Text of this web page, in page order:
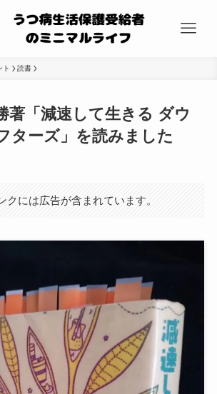
ト 読書
著「減速して生きる ダウ
ターズ」を読みました
クには広告が含まれています。